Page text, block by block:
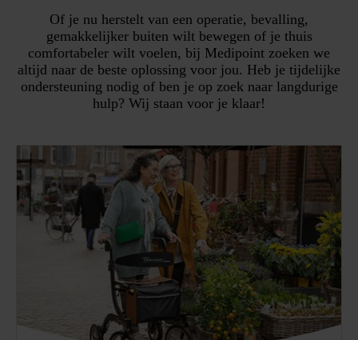
Of je nu herstelt van een operatie, bevalling,
gemakkelijker buiten wilt bewegen of je thuis
comfortabeler wilt voelen, bij Medipoint zoeken we
altijd naar de beste oplossing voor jou. Heb je tijdelijke
ondersteuning nodig of ben je op zoek naar langdurige
hulp? Wij staan voor je klaar!